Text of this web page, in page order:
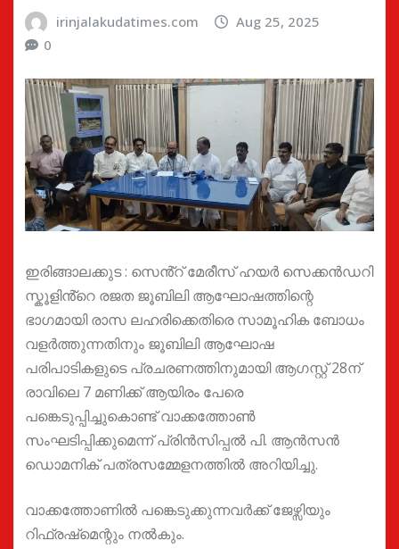
irinjalakudatimes.com
Aug 25, 2025
0
ഇരിങ്ങാലക്കുട : സെൻ്റ് മേരീസ് ഹയർ സെക്കൻഡറി
സ്കൂളിൻ്റെ രജത ജൂബിലി ആഘോഷത്തിന്റെ
ഭാഗമായി രാസ ലഹരിക്കെതിരെ സാമൂഹിക ബോധം
വളർത്തുന്നതിനും ജൂബിലി ആഘോഷ
പരിപാടികളുടെ പ്രചരണത്തിനുമായി ആഗസ്റ്റ് 28ന്
രാവിലെ 7 മണിക്ക് ആയിരം പേരെ
പങ്കെടുപ്പിച്ചുകൊണ്ട് വാക്കത്തോൺ
സംഘടിപ്പിക്കുമെന്ന് പ്രിൻസിപ്പൽ പി. ആൻസൻ
ഡൊമനിക് പത്രസമ്മേളനത്തിൽ അറിയിച്ചു.
വാക്കത്തോണിൽ പങ്കെടുക്കുന്നവർക്ക് ജേഴ്സിയും
റിഫ്രഷ്‌മെന്റും നൽകും.